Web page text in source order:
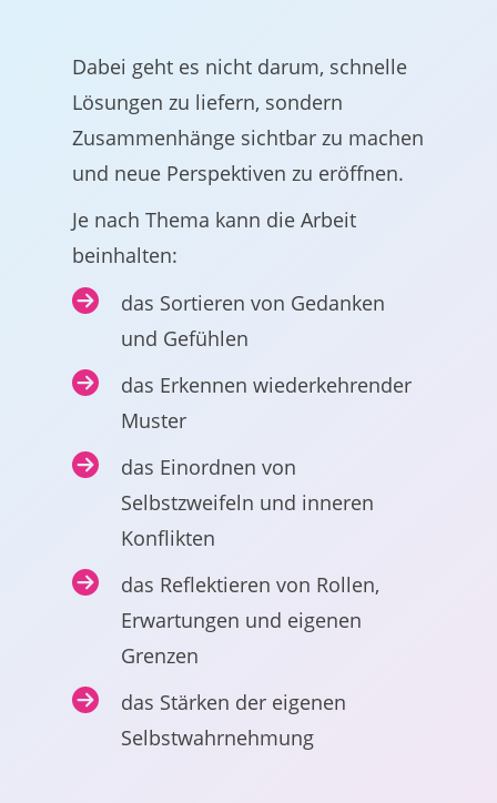
Dabei geht es nicht darum, schnelle
Lösungen zu liefern, sondern
Zusammenhänge sichtbar zu machen
und neue Perspektiven zu eröffnen.
Je nach Thema kann die Arbeit
beinhalten:
das Sortieren von Gedanken
und Gefühlen
das Erkennen wiederkehrender
Muster
das Einordnen von
Selbstzweifeln und inneren
Konflikten
das Reflektieren von Rollen,
Erwartungen und eigenen
Grenzen
das Stärken der eigenen
Selbstwahrnehmung